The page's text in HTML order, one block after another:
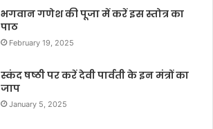
भगवान गणेश की पूजा में करें इस स्तोत्र का
पाठ
February 19, 2025
स्कंद षष्ठी पर करें देवी पार्वती के इन मंत्रों का
जाप
January 5, 2025